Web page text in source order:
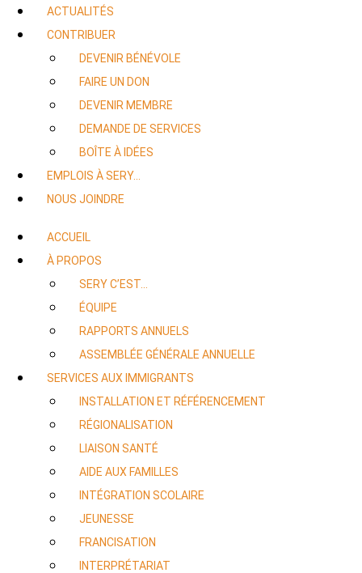
ACTUALITÉS
CONTRIBUER
DEVENIR BÉNÉVOLE
FAIRE UN DON
DEVENIR MEMBRE
DEMANDE DE SERVICES
BOÎTE À IDÉES
EMPLOIS À SERY…
NOUS JOINDRE
ACCUEIL
À PROPOS
SERY C’EST…
ÉQUIPE
RAPPORTS ANNUELS
ASSEMBLÉE GÉNÉRALE ANNUELLE
SERVICES AUX IMMIGRANTS
INSTALLATION ET RÉFÉRENCEMENT
RÉGIONALISATION
LIAISON SANTÉ
AIDE AUX FAMILLES
INTÉGRATION SCOLAIRE
JEUNESSE
FRANCISATION
INTERPRÉTARIAT